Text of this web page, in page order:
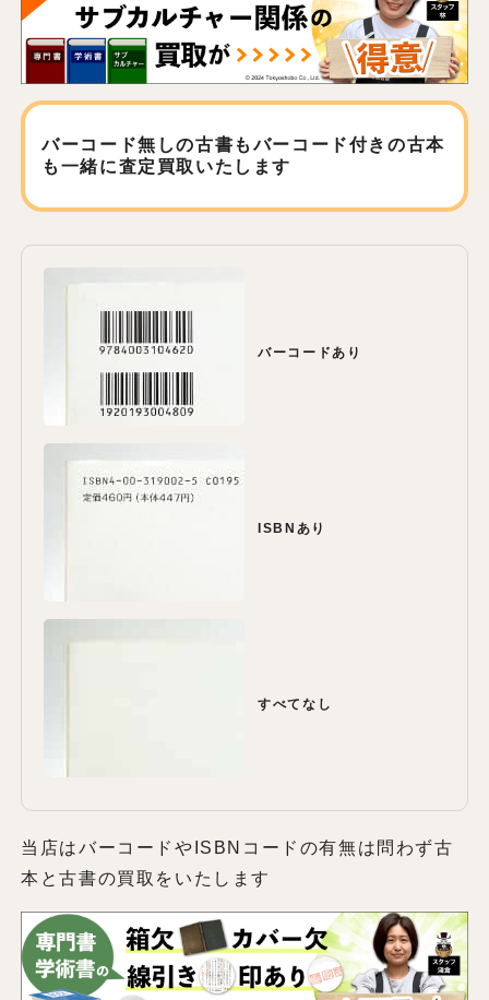
バーコード無しの古書もバーコード付きの古本
も 一緒に査定買取いたします
バーコードあり
ISBNあり
すべてなし
当店はバーコードやISBNコードの有無は問わず古
本と古書の買取をいたします